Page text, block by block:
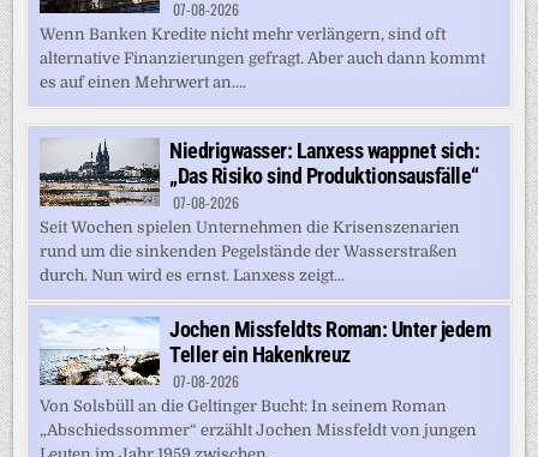
07-08-2026
Wenn Banken Kredite nicht mehr verlängern, sind oft
alternative Finanzierungen gefragt. Aber auch dann kommt
es auf einen Mehrwert an....
Niedrigwasser: Lanxess wappnet sich:
„Das Risiko sind Produktionsausfälle“
07-08-2026
Seit Wochen spielen Unternehmen die Krisenszenarien
rund um die sinkenden Pegelstände der Wasserstraßen
durch. Nun wird es ernst. Lanxess zeigt...
Jochen Missfeldts Roman: Unter jedem
Teller ein Hakenkreuz
07-08-2026
Von Solsbüll an die Geltinger Bucht: In seinem Roman
„Abschiedssommer“ erzählt Jochen Missfeldt von jungen